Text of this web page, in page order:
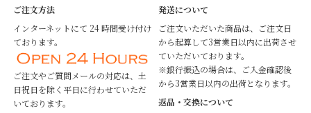
ご注文方法
インターネットにて 24 時間受け付け
ております。
ご注文やご質問メールの対応は、土
日祝日を除く平日に行わせていただ
いております。
発送について
ご注文いただいた商品は、ご注文日
から起算して3営業日以内に出荷させ
ていただいております。
※銀行振込の場合は、ご入金確認後
から3営業日以内の出荷となります。
返品・交換について